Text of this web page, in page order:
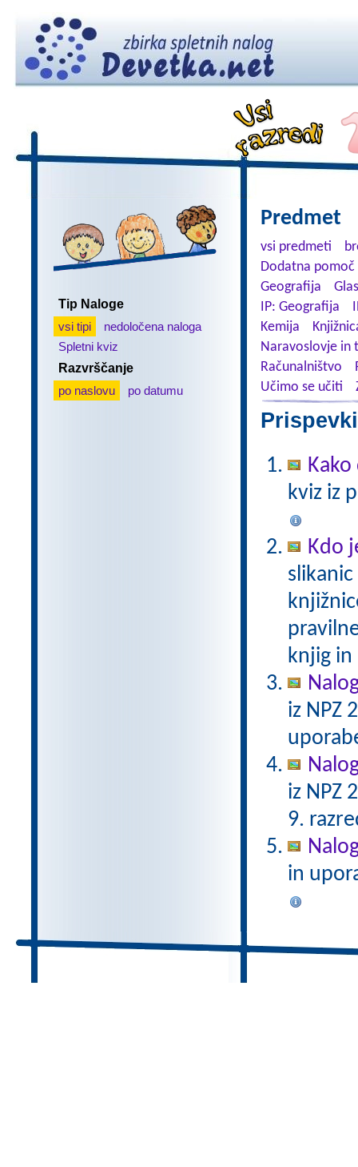
Tip Naloge
vsi tipi
nedoločena naloga
Spletni kviz
Razvrščanje
po naslovu
po datumu
Predmet
vsi predmeti
Dodatna
Geografija
IP: Geografija
Kemija
Naravoslovje in
Računalništvo
Učimo se učiti
kviz iz
Kdo
knjig in
iz NPZ
iz NPZ
9.
in